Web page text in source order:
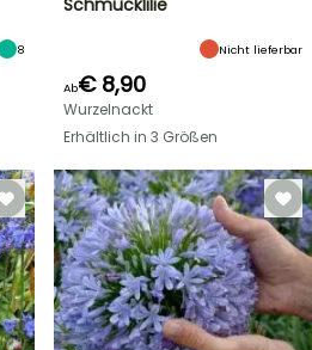
8
Schmucklilie
Nicht lieferbar
Ab€ 8,90
Wurzelnackt
Erhältlich in 3 Größen